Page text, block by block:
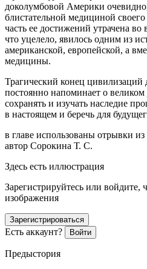
доколумбовой Америки
блистательной медициной
часть ее достижений утрачена
что уцелело, явилось одним из
американской, европейской, а
медицины.
Трагический конец цивилизаций
постоянно напоминает о великом
сохранять и изучать наследие
в настоящем и беречь для
в главе использованы отрывки
автор Сорокина Т. С.
Здесь есть иллюстрация
Зарегистрируйтесь или войдите,
изображения
Зарегистрироваться
Есть аккаунт? Войти
Предыстория